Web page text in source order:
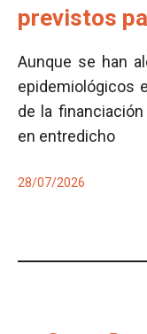
previstos
Aunque se han
epidemiológicos
de la
en entredicho
28/07/2026